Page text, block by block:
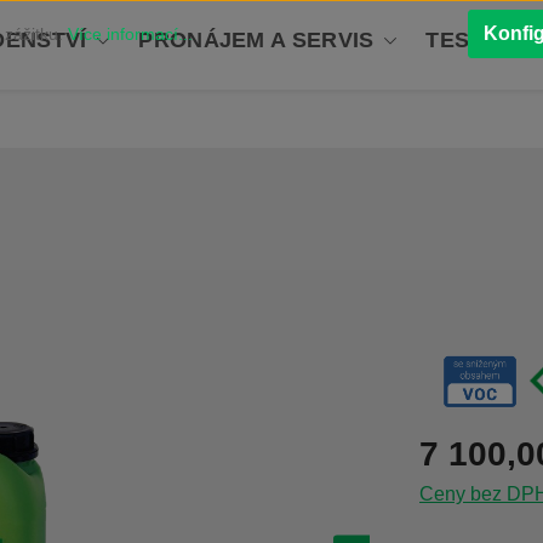
PRONÁJEM A SERVIS
Běžná cena:
7
Ceny bez
zážitku.Více informací...